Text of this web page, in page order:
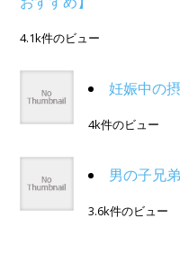
4.1k件のビュー
妊娠中の
4k件のビュー
男の子兄
3.6k件のビュー